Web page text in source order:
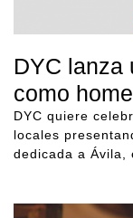
DYC lanza
como
DYC quiere
locales
dedicada a Ávila,